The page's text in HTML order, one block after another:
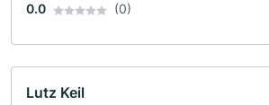
0.0 (0)
Lutz Keil